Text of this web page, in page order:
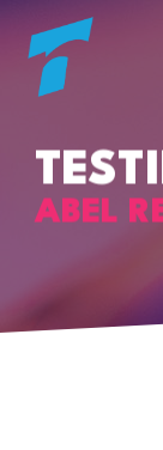
ABEL